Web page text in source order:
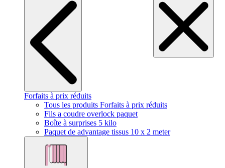
Forfaits à prix réduits
Tous les produits Forfaits à prix réduits
Fils a coudre overlock paquet
Boîte à surprises 5 kilo
Paquet de advantage tissus 10 x 2 meter